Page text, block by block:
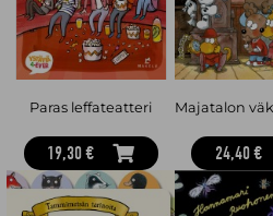
Paras leffateatteri
19,30 € 24,40 €